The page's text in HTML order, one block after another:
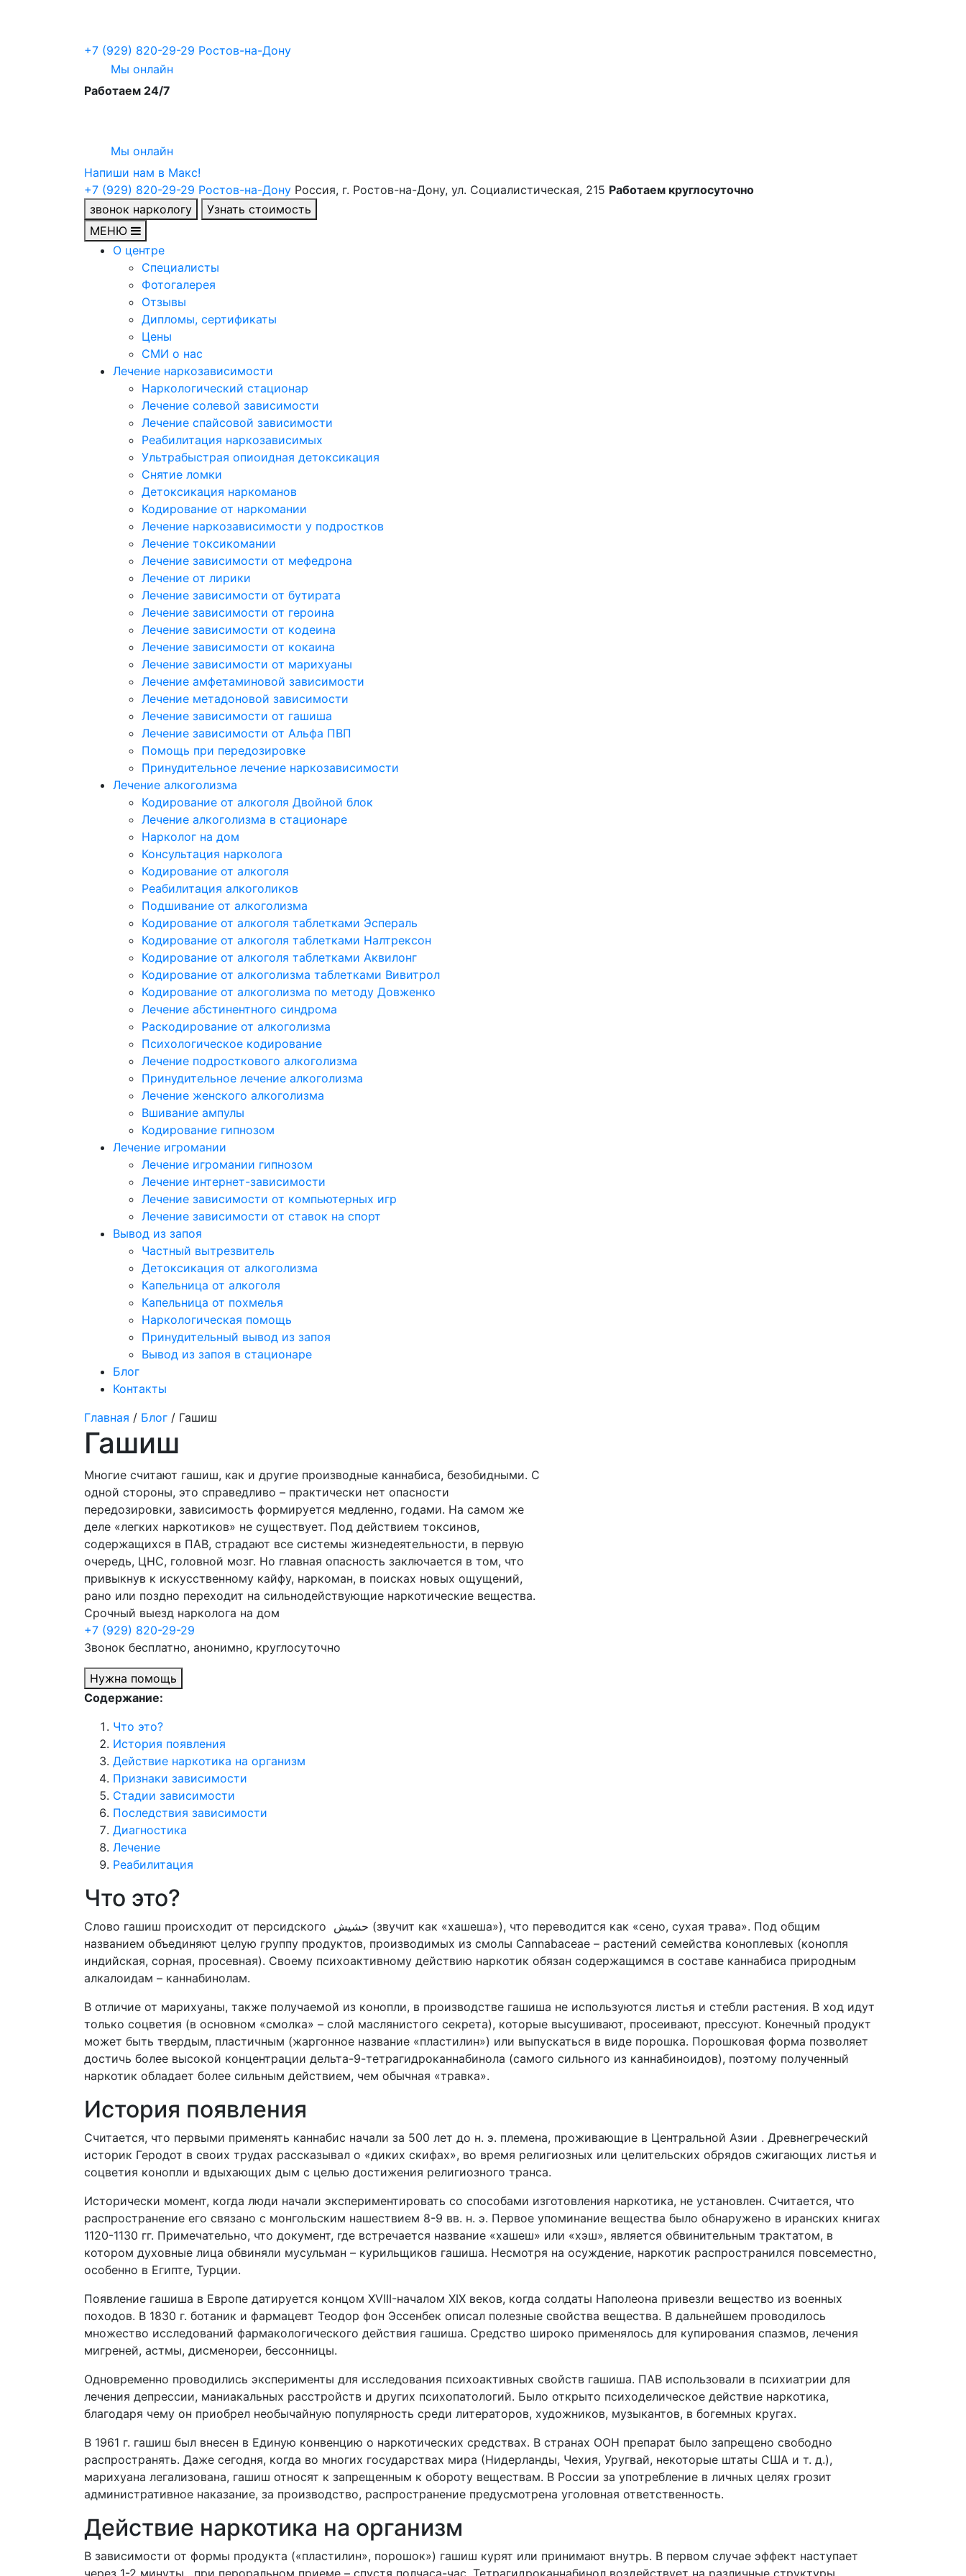
+7 (929) 820-29-29 Ростов-на-Дону
Мы онлайн
Работаем 24/7
Мы онлайн
Напиши нам в Maкс!
+7 (929) 820-29-29 Ростов-на-Дону Россия, г. Ростов-на-Дону, ул. Социалистическая, 215 Работаем круглосуточно
звонок наркологу
Узнать стоимость
МЕНЮ
О центре
Специалисты
Фотогалерея
Отзывы
Дипломы, сертификаты
Цены
СМИ о нас
Лечение наркозависимости
Наркологический стационар
Лечение солевой зависимости
Лечение спайсовой зависимости
Реабилитация наркозависимых
Ультрабыстрая опиоидная детоксикация
Снятие ломки
Детоксикация наркоманов
Кодирование от наркомании
Лечение наркозависимости у подростков
Лечение токсикомании
Лечение зависимости от мефедрона
Лечение от лирики
Лечение зависимости от бутирата
Лечение зависимости от героина
Лечение зависимости от кодеина
Лечение зависимости от кокаина
Лечение зависимости от марихуаны
Лечение амфетаминовой зависимости
Лечение метадоновой зависимости
Лечение зависимости от гашиша
Лечение зависимости от Альфа ПВП
Помощь при передозировке
Принудительное лечение наркозависимости
Лечение алкоголизма
Кодирование от алкоголя Двойной блок
Лечение алкоголизма в стационаре
Нарколог на дом
Консультация нарколога
Кодирование от алкоголя
Реабилитация алкоголиков
Подшивание от алкоголизма
Кодирование от алкоголя таблетками Эспераль
Кодирование от алкоголя таблетками Налтрексон
Кодирование от алкоголя таблетками Аквилонг
Кодирование от алкоголизма таблетками Вивитрол
Кодирование от алкоголизма по методу Довженко
Лечение абстинентного синдрома
Раскодирование от алкоголизма
Психологическое кодирование
Лечение подросткового алкоголизма
Принудительное лечение алкоголизма
Лечение женского алкоголизма
Вшивание ампулы
Кодирование гипнозом
Лечение игромании
Лечение игромании гипнозом
Лечение интернет-зависимости
Лечение зависимости от компьютерных игр
Лечение зависимости от ставок на спорт
Вывод из запоя
Частный вытрезвитель
Детоксикация от алкоголизма
Капельница от алкоголя
Капельница от похмелья
Наркологическая помощь
Принудительный вывод из запоя
Вывод из запоя в стационаре
Блог
Контакты
Главная / Блог / Гашиш
Гашиш
Многие считают гашиш, как и другие производные каннабиса, безобидными. С
одной стороны, это справедливо – практически нет опасности
передозировки, зависимость формируется медленно, годами. На самом же
деле «легких наркотиков» не существует. Под действием токсинов,
содержащихся в ПАВ, страдают все системы жизнедеятельности, в первую
очередь, ЦНС, головной мозг. Но главная опасность заключается в том, что
привыкнув к искусственному кайфу, наркоман, в поисках новых ощущений,
рано или поздно переходит на сильнодействующие наркотические вещества.
Срочный выезд нарколога на дом
+7 (929) 820-29-29
Звонок бесплатно, анонимно, круглосуточно
Нужна помощь
Содержание:
Что это?
История появления
Действие наркотика на организм
Признаки зависимости
Стадии зависимости
Последствия зависимости
Диагностика
Лечение
Реабилитация
Что это?
Слово гашиш происходит от персидского حشیش‎ (звучит как «хашеша»), что переводится как «сено, сухая трава». Под общим
названием объединяют целую группу продуктов, производимых из смолы Cannabaceae – растений семейства коноплевых (конопля
индийская, сорная, просевная). Своему психоактивному действию наркотик обязан содержащимся в составе каннабиса природным
алкалоидам – каннабинолам.
В отличие от марихуаны, также получаемой из конопли, в производстве гашиша не используются листья и стебли растения. В ход идут
только соцветия (в основном «смолка» – слой маслянистого секрета), которые высушивают, просеивают, прессуют. Конечный продукт
может быть твердым, пластичным (жаргонное название «пластилин») или выпускаться в виде порошка. Порошковая форма позволяет
достичь более высокой концентрации дельта-9-тетрагидроканнабинола (самого сильного из каннабиноидов), поэтому полученный
наркотик обладает более сильным действием, чем обычная «травка».
История появления
Считается, что первыми применять каннабис начали за 500 лет до н. э. племена, проживающие в Центральной Азии . Древнегреческий
историк Геродот в своих трудах рассказывал о «диких скифах», во время религиозных или целительских обрядов сжигающих листья и
соцветия конопли и вдыхающих дым с целью достижения религиозного транса.
Исторически момент, когда люди начали экспериментировать со способами изготовления наркотика, не установлен. Считается, что
распространение его связано с монгольским нашествием 8-9 вв. н. э. Первое упоминание вещества было обнаружено в иранских книгах
1120-1130 гг. Примечательно, что документ, где встречается название «хашеш» или «хэш», является обвинительным трактатом, в
котором духовные лица обвиняли мусульман – курильщиков гашиша. Несмотря на осуждение, наркотик распространился повсеместно,
особенно в Египте, Турции.
Появление гашиша в Европе датируется концом XVIII-началом XIX веков, когда солдаты Наполеона привезли вещество из военных
походов. В 1830 г. ботаник и фармацевт Теодор фон Эссенбек описал полезные свойства вещества. В дальнейшем проводилось
множество исследований фармакологического действия гашиша. Средство широко применялось для купирования спазмов, лечения
мигреней, астмы, дисменореи, бессонницы.
Одновременно проводились эксперименты для исследования психоактивных свойств гашиша. ПАВ использовали в психиатрии для
лечения депрессии, маниакальных расстройств и других психопатологий. Было открыто психоделическое действие наркотика,
благодаря чему он приобрел необычайную популярность среди литераторов, художников, музыкантов, в богемных кругах.
В 1961 г. гашиш был внесен в Единую конвенцию о наркотических средствах. В странах ООН препарат было запрещено свободно
распространять. Даже сегодня, когда во многих государствах мира (Нидерланды, Чехия, Уругвай, некоторые штаты США и т. д.),
марихуана легализована, гашиш относят к запрещенным к обороту веществам. В России за употребление в личных целях грозит
административное наказание, за производство, распространение предусмотрена уголовная ответственность.
Действие наркотика на организм
В зависимости от формы продукта («пластилин», порошок») гашиш курят или принимают внутрь. В первом случае эффект наступает
через 1-2 минуты, при пероральном приеме – спустя полчаса-час. Тетрагидроканнабинол воздействует на различные структуры